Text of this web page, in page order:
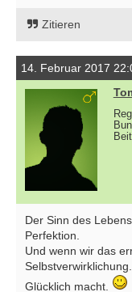
Zitieren
14. Februar 2017
Der Sinn des
Perfektion.
Und wenn wir das
Glücklich macht.